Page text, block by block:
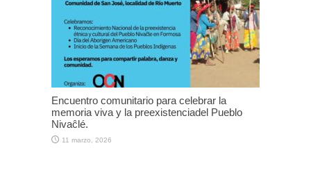
Encuentro comunitario para celebrar la
memoria viva y la preexistenciadel Pueblo
Nivaĉlé.
11 marzo, 2026